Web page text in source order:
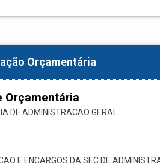
Orçamentária
Orçamentária
DE ADMINISTRACAO GERAL
E ENCARGOS DA SEC.DE